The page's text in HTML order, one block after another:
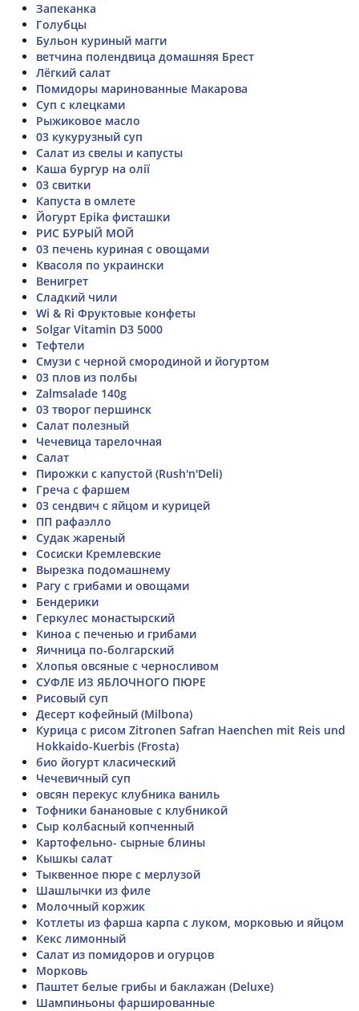
Запеканка
Голубцы
Бульон куриный магги
ветчина полендвица домашняя Брест
Лёгкий салат
Помидоры маринованные Макарова
Суп с клецками
Рыжиковое масло
03 кукурузный суп
Салат из свелы и капусты
Каша бургур на олії
03 свитки
Капуста в омлете
Йогурт Epika фисташки
РИС БУРЫЙ МОЙ
03 печень куриная с овощами
Квасоля по украински
Венигрет
Сладкий чили
Wi & Ri Фруктовые конфеты
Solgar Vitamin D3 5000
Тефтели
Смузи с черной смородиной и йогуртом
03 плов из полбы
Zalmsalade 140g
03 творог першинск
Салат полезный
Чечевица тарелочная
Салат
Пирожки с капустой (Rush'n'Deli)
Греча с фаршем
03 сендвич с яйцом и курицей
ПП рафаэлло
Судак жареный
Сосиски Кремлевские
Вырезка подомашнему
Рагу с грибами и овощами
Бендерики
Геркулес монастырский
Киноа с печенью и грибами
Яичница по-болгарский
Хлопья овсяные с черносливом
СУФЛЕ ИЗ ЯБЛОЧНОГО ПЮРЕ
Рисовый суп
Десерт кофейный (Milbona)
Курица с рисом Zitronen Safran Haenchen mit Reis und
Hokkaido-Kuerbis (Frosta)
био йогурт класический
Чечевичный суп
овсян перекус клубника ваниль
Тофники банановые с клубникой
Сыр колбасный копченный
Картофельно- сырные блины
Кышкы салат
Тыквенное пюре с мерлузой
Шашлычки из филе
Молочный коржик
Котлеты из фарша карпа с луком, морковью и яйцом
Кекс лимонный
Салат из помидоров и огурцов
Морковь
Паштет белые грибы и баклажан (Deluxe)
Шампиньоны фаршированные